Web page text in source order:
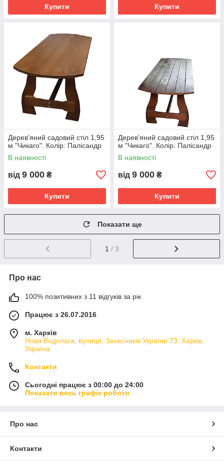
Купити Купити
Дерев'яний садовий стіл 1,95
м "Чикаго". Колір: Палісандр
В наявності
від 9 000 ₴
Купити
Дерев'яний садовий стіл 1,95
м "Чикаго". Колір: Палісандр
В наявності
від 9 000 ₴
Купити
Показати ще
1 / 3
Про нас
100% позитивних з 11 відгуків за рік
Працює з 26.07.2016
м. Харків
Нова Водолага, вулиця, Захисників України 73, Харків,
Україна
Контакти
Сьогодні працює з 00:00 до 24:00
Показати весь графік роботи
Про нас
Контакти